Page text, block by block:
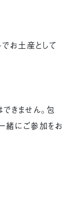
でお土産として
きません。包
緒にご参加をお